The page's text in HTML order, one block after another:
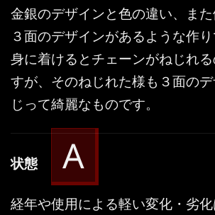
金銀のデザインと色の違い、また
３面のデザインがあるような作り
身に着けるとチェーンがねじれ
すが、そのねじれた様も３面の
じって綺麗なものです。
状態 A
経年や使用による軽い変化・劣化